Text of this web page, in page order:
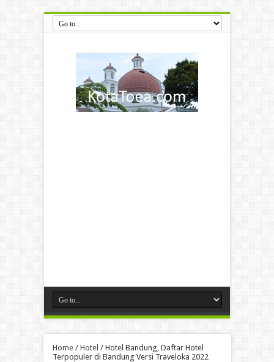
Home/ Hotel / Hotel Bandung, Daftar Hotel
Terpopuler di Bandung Versi Traveloka 2022